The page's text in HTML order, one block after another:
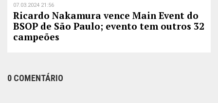
07.03.2024 21:56
Ricardo Nakamura vence Main Event do
BSOP de São Paulo; evento tem outros 32
campeões
0 COMENTÁRIO